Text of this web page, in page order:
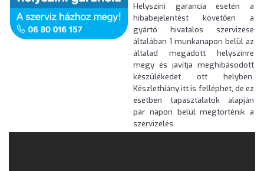
Helyszíni garancia esetén a
hibabejelentést követően a
gyártó hivatalos szervizese
általában 1 munkanapon belül az
általad megadott helyszínre
megy és javítja meghibásodott
készülékedet ott helyben.
Készlethiány itt is felléphet, de ez
esetben tapasztalatok alapján
pár napon belül megtörténik a
szervizelés.